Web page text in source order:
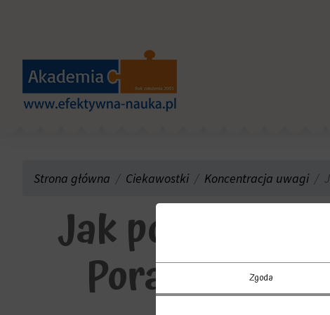
Strona główna Ciekawostki Koncentracja uwagi
Jak poprawić
Porady Zgoda